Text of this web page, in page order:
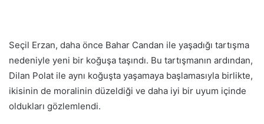
Seçil Erzan, daha önce Bahar Candan ile yaşadığı tartışma
nedeniyle yeni bir koğuşa taşındı. Bu tartışmanın ardından,
Dilan Polat ile aynı koğuşta yaşamaya başlamasıyla birlikte,
ikisinin de moralinin düzeldiği ve daha iyi bir uyum içinde
oldukları gözlemlendi.